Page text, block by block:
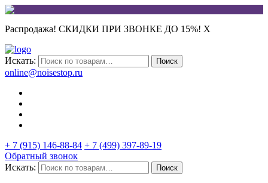
Распродажа! СКИДКИ ПРИ ЗВОНКЕ ДО 15%! X
Искать: Поиск
online@noisestop.ru
+ 7 (915) 146-88-84 + 7 (499) 397-89-19
Обратный звонок
Искать:
Поиск